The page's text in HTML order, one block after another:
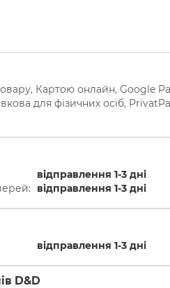
Картою онлайн, Google
для фізичних осіб,
відправлення 1-3 дні
відправлення 1-3 дні
відправлення 1-3 дні
D&D